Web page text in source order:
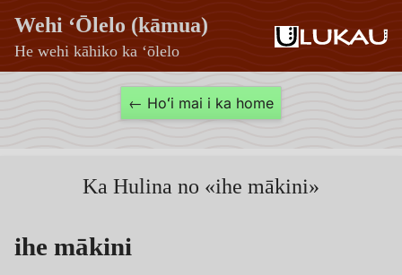
Wehi ʻŌlelo (kāmua)
He wehi kāhiko ka ʻōlelo
(kāmua)
← Hoʻi mai i ka home
Ka Hulina no «ihe mākini»
ihe mākini